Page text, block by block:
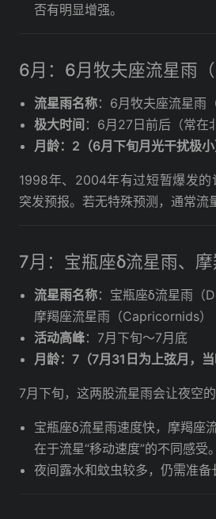
否有明显增强。
6月：6月牧夫座流星雨（
流星雨名称：6月牧夫座流星雨
极大时间 ：6月27日前后（常在
月龄：2（6月下旬月光干扰极小
1998年、2004年有过短暂爆发
突发预报。若无特殊预测，通常流
7月：宝瓶座δ流星雨、
流星雨名称：宝瓶座δ流星雨（
摩羯座流星雨（Capricornids）
活动高峰：7月下旬～7月底
月龄：7（7月31日为上弦月，当
7月下旬，这两股流星雨会让夜空
宝瓶座δ流星雨速度快，摩羯座
在于流星“移动速度”的不同感受。
夜间露水和蚊虫较多，仍需准备